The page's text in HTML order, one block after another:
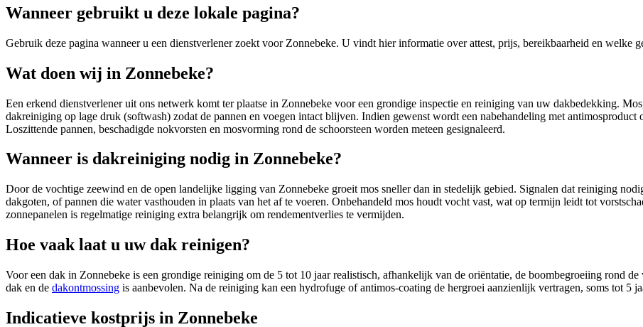
Wanneer gebruikt u deze lokale pagina?
Gebruik deze pagina wanneer u een dienstverlener zoekt voor Zonnebeke. U vindt hier informatie over attest, prijs, bereikbaarheid en welke
Wat doen wij in Zonnebeke?
Een erkend dienstverlener uit ons netwerk komt ter plaatse in Zonnebeke voor een grondige inspectie en reiniging van uw dakbedekking.
dakreiniging op lage druk (softwash) zodat de pannen en voegen intact blijven. Indien gewenst wordt een nabehandeling met
Loszittende pannen, beschadigde nokvorsten en mosvorming rond de schoorsteen worden meteen gesignaleerd.
Wanneer is dakreiniging nodig in Zonnebeke?
Door de vochtige zeewind en de open landelijke ligging van Zonnebeke groeit mos sneller dan in stedelijk gebied. Signalen dat reiniging
dakgoten, of pannen die water vasthouden in plaats van het af te voeren. Onbehandeld mos houdt vocht vast, wat op termijn leidt tot
zonnepanelen is regelmatige reiniging extra belangrijk om rendementverlies te vermijden.
Hoe vaak laat u uw dak reinigen?
Voor een dak in Zonnebeke is een grondige reiniging om de 5 tot 10 jaar realistisch, afhankelijk van de oriëntatie, de boombegroeiing rond
dak en de dakontmossing is aanbevolen. Na de reiniging kan een hydrofuge of antimos-coating de hergroei aanzienlijk vertragen, soms tot 5
Indicatieve kostprijs in Zonnebeke